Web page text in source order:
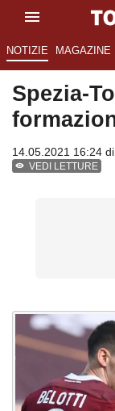
NOTIZIE MAGAZINE
Spezia-
14.05.2021 16:24 di
VEDI LETTURE